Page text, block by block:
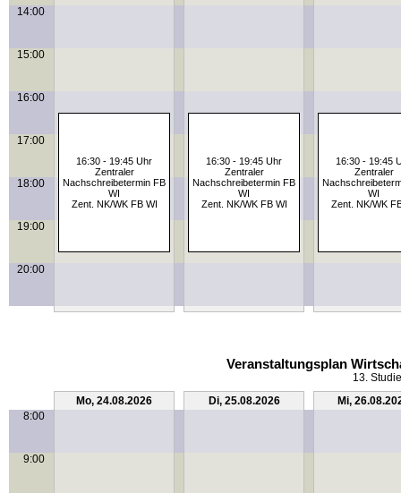
14:00
15:00
16:00
16:30 - 19:45 Uhr
Zentraler
Nachschreibetermin FB
WI
Zent. NK/WK FB WI
16:30 - 19:45 Uhr
Zentraler
Nachschreibetermin FB
WI
Zent. NK/WK FB WI
16:30 - 19:45
Zentraler
WI
Zent. NK/WK
17:00
18:00
19:00
20:00
Veranstaltungsplan
13.
Mo, 24.08.2026
Di, 25.08.2026
Mi,
8:00
9:00